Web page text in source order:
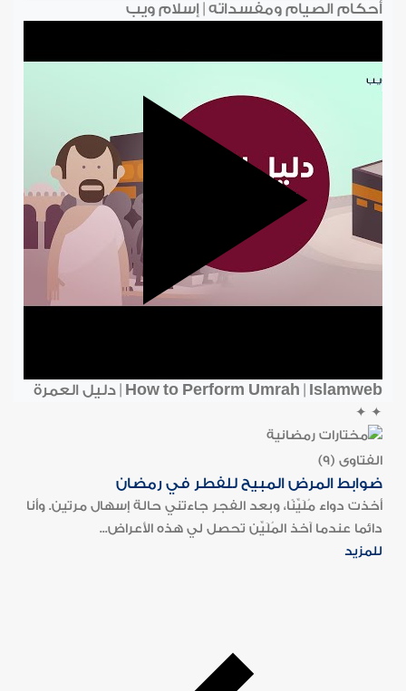
أحكام الصيام ومفسداته | إسلام ويب
How to Perform Umrah | Islamweb | دليل العمرة
✦
✦
الفتاوى (9)
ضوابط المرض المبيح للفطر في رمضان
أخذت دواء مُلَيِّنًا، وبعد الفجر جاءتني حالة إسهال مرتين. وأنا
دائما عندما آخذ المُلَيِّن تحصل لي هذه الأعراض...
للمزيد